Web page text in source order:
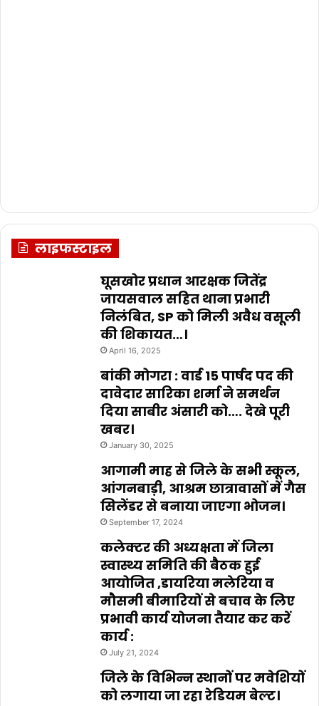
लाइफस्टाइल
घूसखोर प्रधान आरक्षक जितेंद्र
जायसवाल सहित थाना प्रभारी
निलंबित, SP को मिली अवैध वसूली
की शिकायत…।
April 16, 2025
बांकी मोगरा : वार्ड 15 पार्षद पद की
दावेदार सारिका शर्मा ने समर्थन
दिया साबीर अंसारी को…. देखे पूरी
खबर।
January 30, 2025
आगामी माह से जिले के सभी स्कूल,
आंगनबाड़ी, आश्रम छात्रावासों में गैस
सिलेंडर से बनाया जाएगा भोजन।
September 17, 2024
कलेक्टर की अध्यक्षता में जिला
स्वास्थ्य समिति की बैठक हुई
आयोजित ,डायरिया मलेरिया व
मौसमी बीमारियों से बचाव के लिए
प्रभावी कार्य योजना तैयार कर करें
कार्य :
July 21, 2024
जिले के विभिन्न स्थानों पर मवेशियों
को लगाया जा रहा रेडियम बेल्ट।